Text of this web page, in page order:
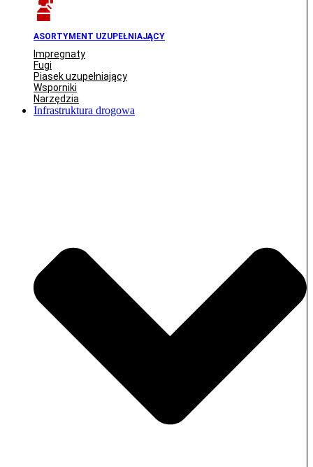
ASORTYMENT UZUPEŁNIAJĄCY
Impregnaty
Fugi
Piasek uzupełniający
Wsporniki
Narzędzia
Infrastruktura drogowa